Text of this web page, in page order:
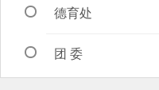
德育处
团 委